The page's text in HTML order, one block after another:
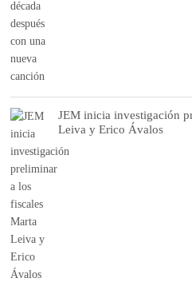
JEM inicia investigación
Leiva y Erico Ávalos